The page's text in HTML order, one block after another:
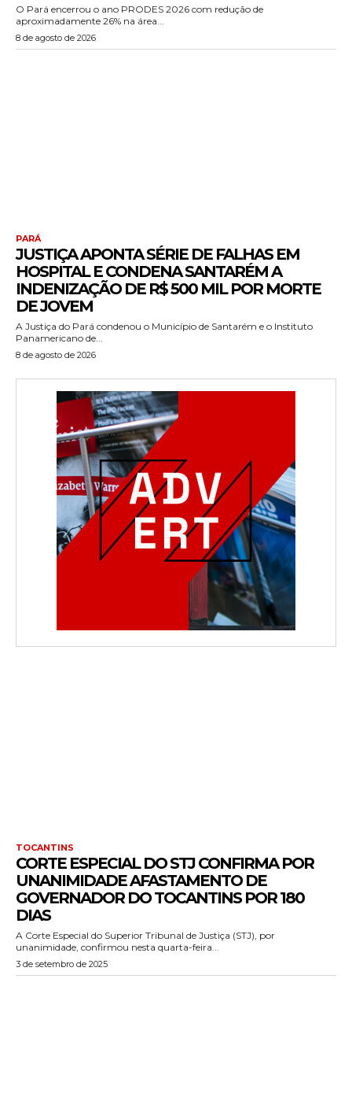
O Pará encerrou o ano PRODES 2026 com redução de
aproximadamente 26% na área...
8 de agosto de 2026
PARÁ
JUSTIÇA APONTA SÉRIE DE FALHAS EM
HOSPITAL E CONDENA SANTARÉM A
INDENIZAÇÃO DE R$ 500 MIL POR MORTE
DE JOVEM
A Justiça do Pará condenou o Município de Santarém e o Instituto
Panamericano de...
8 de agosto de 2026
TOCANTINS
CORTE ESPECIAL DO STJ CONFIRMA POR
UNANIMIDADE AFASTAMENTO DE
GOVERNADOR DO TOCANTINS POR 180
DIAS
A Corte Especial do Superior Tribunal de Justiça (STJ), por
unanimidade, confirmou nesta quarta-feira...
3 de setembro de 2025